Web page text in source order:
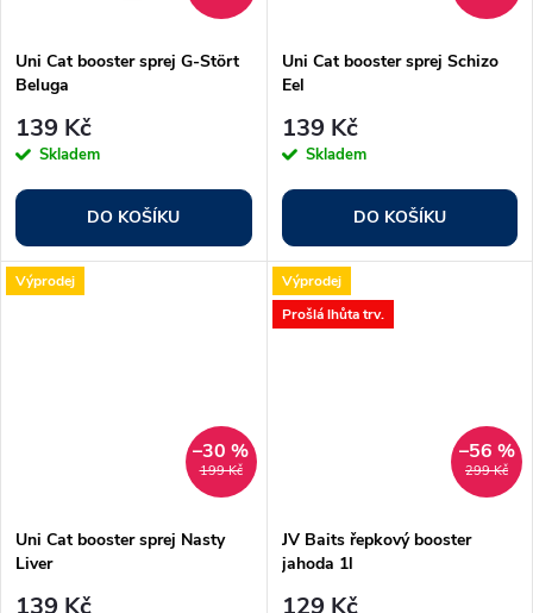
ů
Uni Cat booster sprej G-Stört
Beluga
139 Kč
Skladem
DO KOŠÍKU
Uni Cat booster sprej Schizo
Eel
139 Kč
Skladem
DO KOŠÍKU
Výprodej
199 Kč
–30 %
Uni Cat booster sprej Nasty
Liver
139 Kč
Výprodej
Prošlá lhůta trv.
299 Kč
–56 %
JV Baits řepkový booster
jahoda 1l
129 Kč